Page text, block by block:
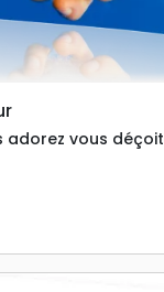
adorez vous déçoit